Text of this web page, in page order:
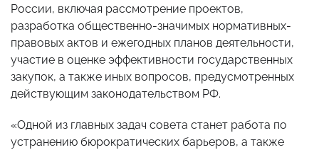
России, включая рассмотрение проектов,
разработка общественно-значимых нормативных-
правовых актов и ежегодных планов деятельности,
участие в оценке эффективности государственных
закупок, а также иных вопросов, предусмотренных
действующим законодательством РФ.
«Одной из главных задач совета станет работа по
устранению бюрократических барьеров, а также